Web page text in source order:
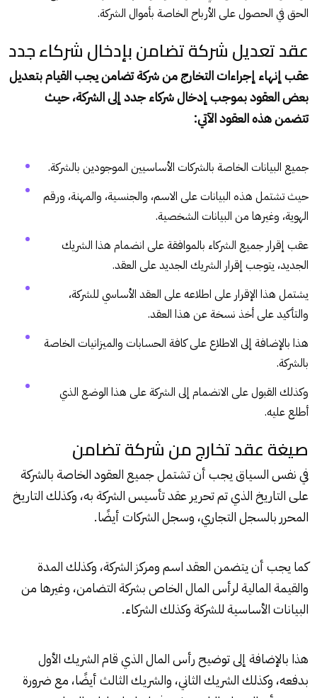
الحق في الحصول على الأرباح الخاصة بأموال الشركة.
عقد تعديل شركة تضامن بإدخال شركاء جدد
عقب إنهاء إجراءات التخارج من شركة تضامن يجب القيام بتعديل
بعض العقود بموجب إدخال شركاء جدد إلى الشركة، حيث
تتضمن هذه العقود الآتي:
جميع البيانات الخاصة بالشركات الأساسيين الموجودين بالشركة.
حيث تشتمل هذه البيانات على الاسم، والجنسية، والمهنة، ورقم
الهوية، وغيرها من البيانات الشخصية.
عقب إقرار جميع الشركاء بالموافقة على انضمام هذا الشريك
الجديد، يتوجب إقرار الشريك الجديد على العقد.
يشتمل هذا الإقرار على اطلاعه على العقد الأساسي للشركة،
والتأكيد على أخذ نسخة عن هذا العقد.
هذا بالإضافة إلى الاطلاع على كافة الحسابات والميزانيات الخاصة
بالشركة.
وكذلك القبول على الانضمام إلى الشركة على هذا الوضع الذي
أطلع عليه.
صيغة عقد تخارج من شركة تضامن
في نفس السياق يجب أن تشتمل جميع العقود الخاصة بالشركة
على التاريخ الذي تم تحرير عقد تأسيس الشركة به، وكذلك التاريخ
المحرر بالسجل التجاري، وسجل الشركات أيضًا.
كما يجب أن يتضمن العقد اسم ومركز الشركة، وكذلك المدة
والقيمة المالية لرأس المال الخاص بشركة التضامن، وغيرها من
البيانات الأساسية للشركة وكذلك الشركاء.
هذا بالإضافة إلى توضيح رأس المال الذي قام الشريك الأول
بدفعه، وكذلك الشريك الثاني، والشريك الثالث أيضًا، مع ضرورة